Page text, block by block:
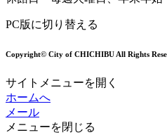
PC版に切り替える
Copyright© City of CHICHIBU All Rights
サイトメニューを開く
ホームへ
メール
メニューを閉じる